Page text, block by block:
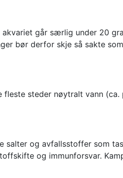
går særlig under 20
bør derfor skje så sakte
steder nøytralt vann (ca.
salter og avfallsstoffer som
og immunforsvar.